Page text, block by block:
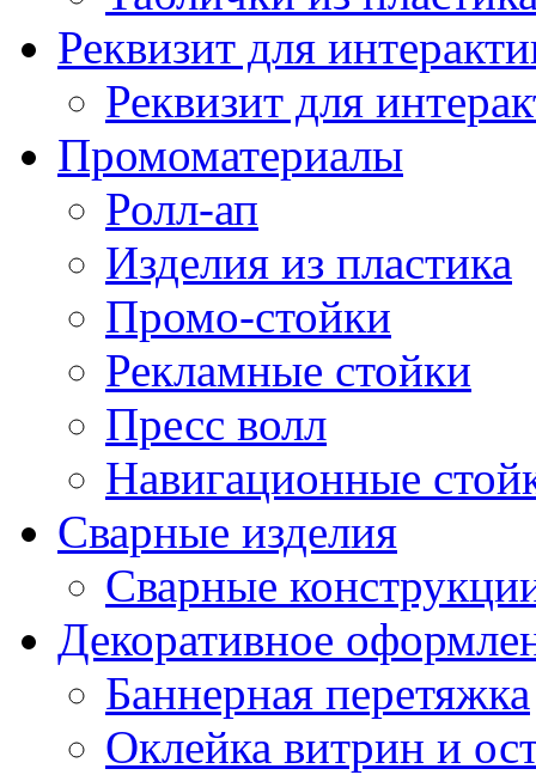
Реквизит для
Реквизит для
Промоматериалы
Ролл-ап
Изделия из пластика
Промо-стойки
Рекламные стойки
Пресс волл
Навигационные
Сварные изделия
Сварные
Декоративное
Баннерная перетяжка
Оклейка витрин и